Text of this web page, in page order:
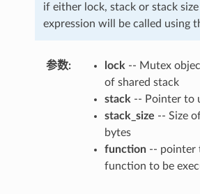
if either lock, stack or stack
expression will be called using
参数 lock -- Mutex
of shared stack
stack -- Pointer to
stack_size -- Size
bytes
function-- pointer
function to be